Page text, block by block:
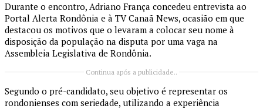
Durante o encontro, Adriano França concedeu entrevista ao
Portal Alerta Rondônia e à TV Canaã News, ocasião em que
destacou os motivos que o levaram a colocar seu nome à
disposição da população na disputa por uma vaga na
Assembleia Legislativa de Rondônia.
Continua após a publicidade..
Segundo o pré-candidato, seu objetivo é representar os
rondonienses com seriedade, utilizando a experiência